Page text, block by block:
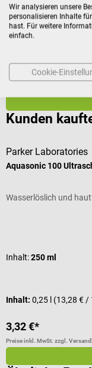
Sonde:Konvex
3.558,10 €*
Kunden
Parker Laboratories
Aquasonic 100
Wasserlöslich und
Inhalt:250 ml
Inhalt: 0,25 l (13,28 € /
3,32 €*
Preise inkl. MwSt. zzgl.
Wir analysieren unsere
personalisieren Inhalte
hast. Für weitere
einfach.
Cookie-